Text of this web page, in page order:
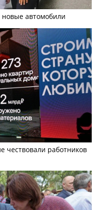
автомобили
чествовали работников